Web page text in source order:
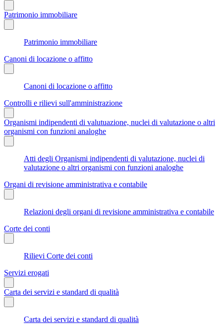
Patrimonio immobiliare
Patrimonio immobiliare
Canoni di locazione o affitto
Canoni di locazione o affitto
Controlli e rilievi sull'amministrazione
Organismi indipendenti di valutuazione, nuclei di valutazione o altri
organismi con funzioni analoghe
Atti degli Organismi indipendenti di valutazione, nuclei di
valutazione o altri organismi con funzioni analoghe
Organi di revisione amministrativa e contabile
Relazioni degli organi di revisione amministrativa e contabile
Corte dei conti
Rilievi Corte dei conti
Servizi erogati
Carta dei servizi e standard di qualità
Carta dei servizi e standard di qualità